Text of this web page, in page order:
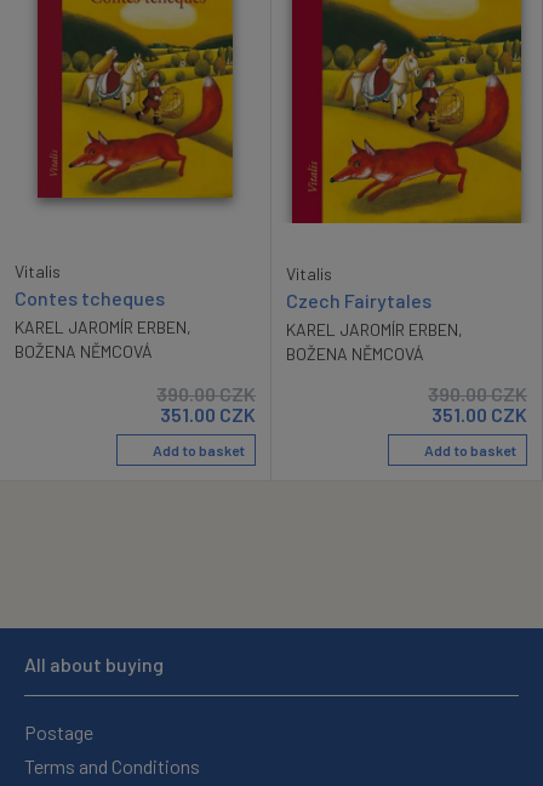
Vitalis
Contes tcheques
KAREL JAROMÍR ERBEN,
BOŽENA NĚMCOVÁ
390.00CZK
351.00 CZK
Add to basket
Vitalis
Czech Fairytales
KAREL JAROMÍR ERBEN,
BOŽENA NĚMCOVÁ
390.00CZK
351.00 CZK
Add to basket
All about buying
Postage
Terms and Conditions